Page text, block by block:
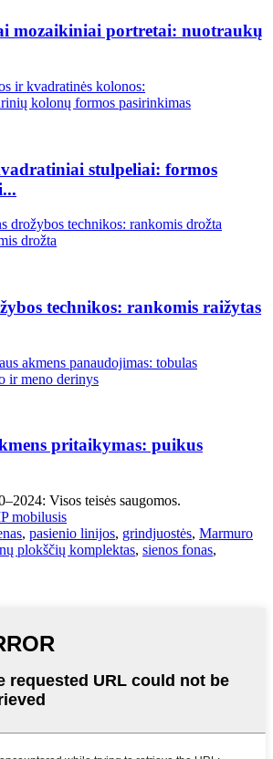
mozaikiniai portretai: nuotraukų
stulpeliai: formos
technikos: rankomis raižytas
pritaikymas: puikus
Visos teisės saugomos.
mobilusis
, pasienio linijos, grindjuostės, Marmuro
plokščių komplektas, sienos fonas,